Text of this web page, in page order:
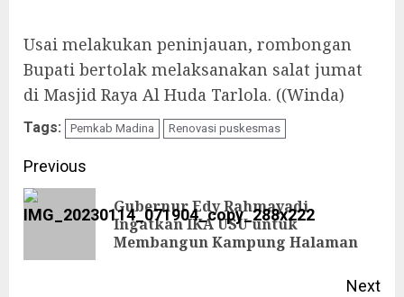
Usai melakukan peninjauan, rombongan
Bupati bertolak melaksanakan salat jumat
di Masjid Raya Al Huda Tarlola. ((Winda)
Tags: Pemkab Madina Renovasi puskesmas
Continue
Reading
Previous
Gubernur Edy Rahmayadi
Ingatkan IKA USU untuk
Membangun Kampung Halaman
Next